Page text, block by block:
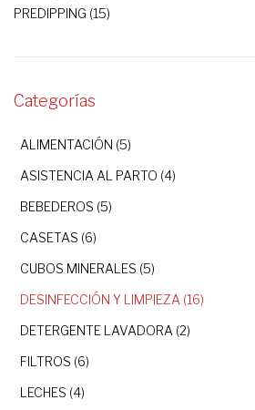
PREDIPPING (15)
Categorías
ALIMENTACIÓN (5)
ASISTENCIA AL PARTO (4)
BEBEDEROS (5)
CASETAS (6)
CUBOS MINERALES (5)
DESINFECCIÓN Y LIMPIEZA (16)
DETERGENTE LAVADORA (2)
FILTROS (6)
LECHES (4)